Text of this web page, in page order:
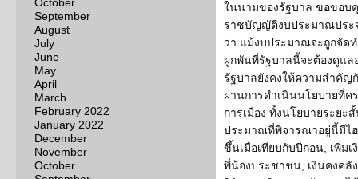
September
August
July
June
May
April
March
February 2022
January 2022
December
November
October
ในนามของรัฐบาล ขอขอบ
ราชบัญญัติงบประมาณประ
ว่า แม้งบประมาณจะถูกจัด
ผูกพันที่รัฐบาลนี้จะต้องดูแล
รัฐบาลยังคงให้ความสำคั
ผ่านการดำเนินนโยบายที่ค
การเมือง ทั้งนโยบายระยะ
ประมาณที่พิจารณาอยู่นี้มีไ
ขึ้นเมื่อเทียบกับปีก่อน, เพิ่ม
พี่น้องประชาชน, เงินคงคลั